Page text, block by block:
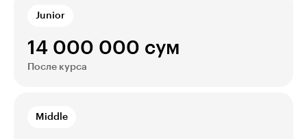
14 000 000 сум
Junior
После курса
Middle